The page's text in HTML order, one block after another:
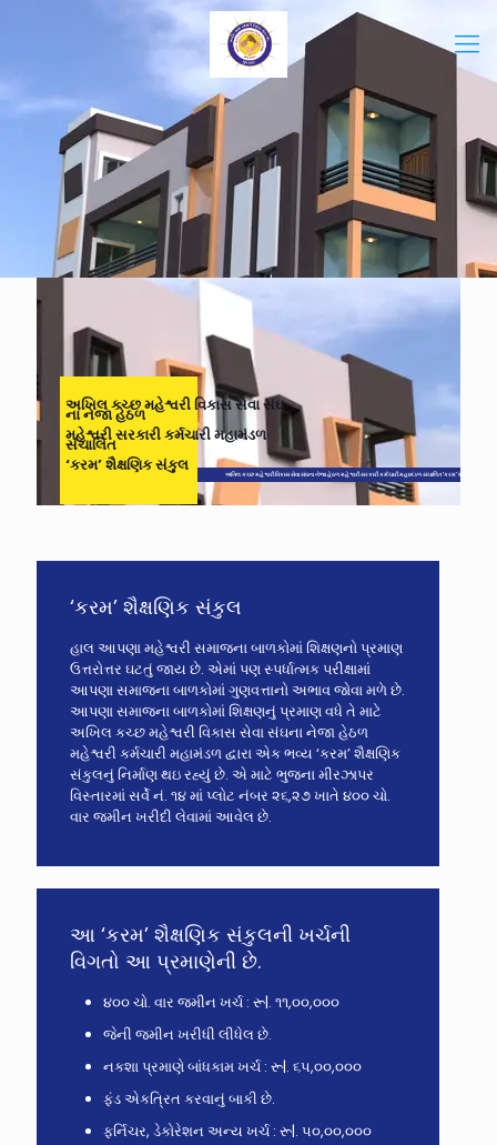
અખિલ કચ્છ મહેશ્વરી વિકાસ સેવા સંઘ
ના નેજા હેઠળ
મહેશ્વરી સરકારી કર્મચારી મહામંડળ
સંચાલિત
‘કરમ’ શૈક્ષણિક સંકુલ
અખિલ કચ્છ મહેશ્વરી વિકાસ સેવા સંઘના નેજા હેઠળ મહેશ્વરી સરકારી કર્મચારી મહામંડળ સંચાલિત ‘કરમ’ શૈક્ષણિક સંકુલ
‘કરમ’ શૈક્ષણિક સંકુલ
હાલ આપણા મહેશ્વરી સમાજના બાળકોમાં શિક્ષણનો પ્રમાણ
ઉત્તરોત્તર ઘટતું જાય છે. એમાં પણ સ્પર્ધાત્મક પરીક્ષામાં
આપણા સમાજના બાળકોમાં ગુણવત્તાનો અભાવ જોવા મળે છે.
આપણા સમાજના બાળકોમાં શિક્ષણનું પ્રમાણ વધે તે માટે
અખિલ કચ્છ મહેશ્વરી વિકાસ સેવા સંઘના નેજા હેઠળ
મહેશ્વરી કર્મચારી મહામંડળ દ્વારા એક ભવ્ય ‘કરમ’ શૈક્ષણિક
સંકુલનું નિર્માણ થઇ રહ્યું છે. એ માટે ભુજના મીરઝાપર
વિસ્તારમાં સર્વે નં. ૧૪ માં પ્લોટ નંબર ૨૬,૨૭ ખાતે ૪૦૦ ચો.
વાર જમીન ખરીદી લેવામાં આવેલ છે.
આ ‘કરમ’ શૈક્ષણિક સંકુલની ખર્ચની
વિગતો આ પ્રમાણેની છે.
૪૦૦ ચો. વાર જમીન ખર્ચ : રૂ|. ૧૧,૦૦,૦૦૦
જેની જમીન ખરીધી લીધેલ છે.
નકશા પ્રમાણે બાંધકામ ખર્ચ : રૂ|. ૬૫,૦૦,૦૦૦
ફંડ એકત્રિત કરવાનું બાકી છે.
ફર્નિચર, ડેકોરેશન અન્ય ખર્ચ : રૂ|. ૫૦,૦૦,૦૦૦